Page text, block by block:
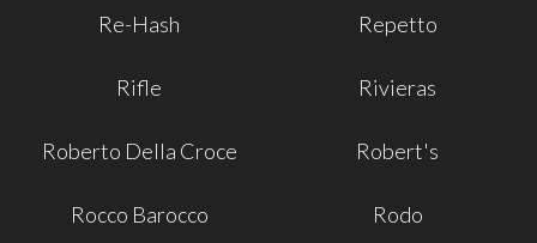
Re-Hash Repetto
Rifle Rivieras
Roberto Della Croce Robert's
Rocco Barocco Rodo